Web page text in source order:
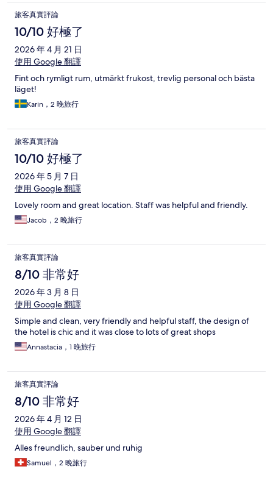
旅客真實評論
10/10 好極了
2026 年 4 月 21 日
使用 Google 翻譯
Fint och rymligt rum, utmärkt frukost, trevlig personal och bästa
läget!
Karin，2 晚旅行
旅客真實評論
10/10 好極了
2026 年 5 月 7 日
使用 Google 翻譯
Lovely room and great location. Staff was helpful and friendly.
Jacob，2 晚旅行
旅客真實評論
8/10 非常好
2026 年 3 月 8 日
使用 Google 翻譯
Simple and clean, very friendly and helpful staff, the design of
the hotel is chic and it was close to lots of great shops
Annastacia，1 晚旅行
旅客真實評論
8/10 非常好
2026 年 4 月 12 日
使用 Google 翻譯
Alles freundlich, sauber und ruhig
Samuel，2 晚旅行